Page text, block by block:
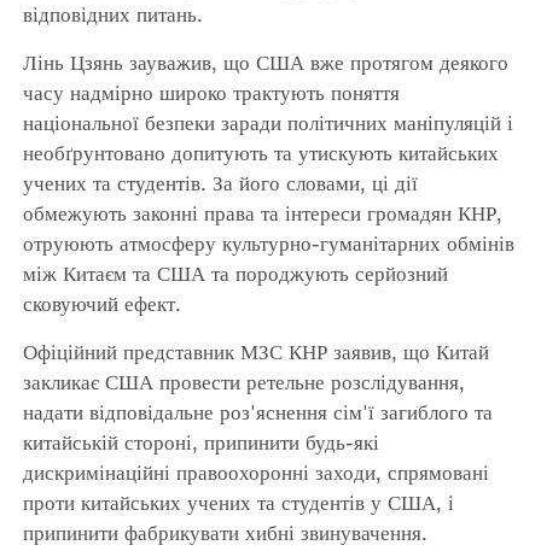
відповідних питань.
Лінь Цзянь зауважив, що США вже протягом деякого
часу надмірно широко трактують поняття
національної безпеки заради політичних маніпуляцій і
необґрунтовано допитують та утискують китайських
учених та студентів. За його словами, ці дії
обмежують законні права та інтереси громадян КНР,
отруюють атмосферу культурно-гуманітарних обмінів
між Китаєм та США та породжують серйозний
сковуючий ефект.
Офіційний представник МЗС КНР заявив, що Китай
закликає США провести ретельне розслідування,
надати відповідальне роз'яснення сім'ї загиблого та
китайській стороні, припинити будь-які
дискримінаційні правоохоронні заходи, спрямовані
проти китайських учених та студентів у США, і
припинити фабрикувати хибні звинувачення.